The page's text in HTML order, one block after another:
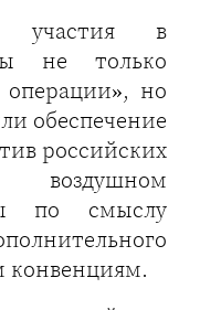
участия в
не только
операции», но
обеспечение
российских
по смыслу
конвенциям.